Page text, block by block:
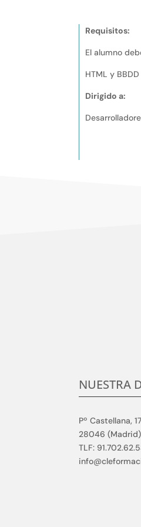
Requisitos:
El alumno
HTML y BBDD
Dirigido a:
NUESTRA
Pº Castellana,
28046 (Madrid)
TLF: